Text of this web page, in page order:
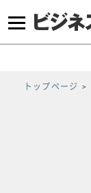
トップページ